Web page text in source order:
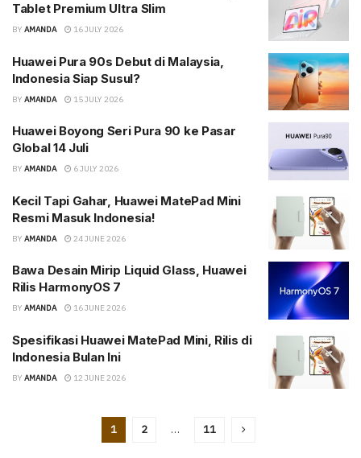
Tablet Premium Ultra Slim
BY AMANDA 16 JULY 2026
Huawei Pura 90s Debut di Malaysia,
Indonesia Siap Susul?
BY AMANDA 15 JULY 2026
Huawei Boyong Seri Pura 90 ke Pasar
Global 14 Juli
BY AMANDA 6 JULY 2026
Kecil Tapi Gahar, Huawei MatePad Mini
Resmi Masuk Indonesia!
BY AMANDA 24 JUNE 2026
Bawa Desain Mirip Liquid Glass, Huawei
Rilis HarmonyOS 7
BY AMANDA 16 JUNE 2026
Spesifikasi Huawei MatePad Mini, Rilis di
Indonesia Bulan Ini
BY AMANDA 12 JUNE 2026
1 2 … 11